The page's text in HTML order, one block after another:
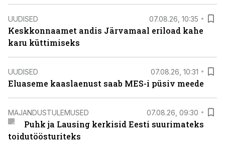
UUDISED 07.08.26, 10:35
Keskkonnaamet andis Järvamaal eriload kahe
karu küttimiseks
UUDISED 07.08.26, 10:31
Eluaseme kaaslaenust saab MES-i püsiv meede
MAJANDUSTULEMUSED 07.08.26, 09:30
Puhk ja Lausing kerkisid Eesti suurimateks
toidutöösturiteks